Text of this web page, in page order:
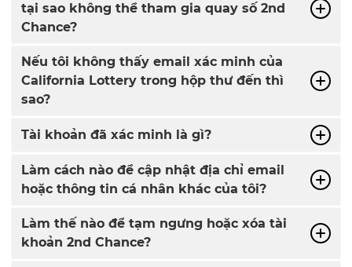
tại sao không thể tham gia quay số 2nd
Chance?
Nếu tôi không thấy email xác minh của
California Lottery trong hộp thư đến thì
sao?
Tài khoản đã xác minh là gì?
Làm cách nào để cập nhật địa chỉ email
hoặc thông tin cá nhân khác của tôi?
Làm thế nào để tạm ngưng hoặc xóa tài
khoản 2nd Chance?